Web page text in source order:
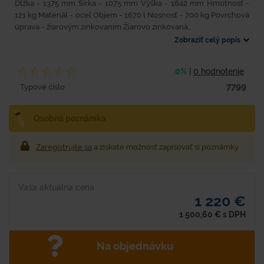
Dĺžka - 1375 mm Šírka - 1075 mm Výška - 1642 mm Hmotnosť -
121 kg Materiál - oceľ Objem - 1670 l Nosnosť - 700 kg Povrchová
úprava - žiarovým zinkovaním Žiarovo zinkovaná...
Zobraziť celý popis
0% 0 hodnotenie
Typové číslo 7799
Zaregistrujte sa a získate možnosť zapisovať si poznámky
Vaša aktuálna cena
1 220 €
1 500,60 € s DPH
Na objednávku